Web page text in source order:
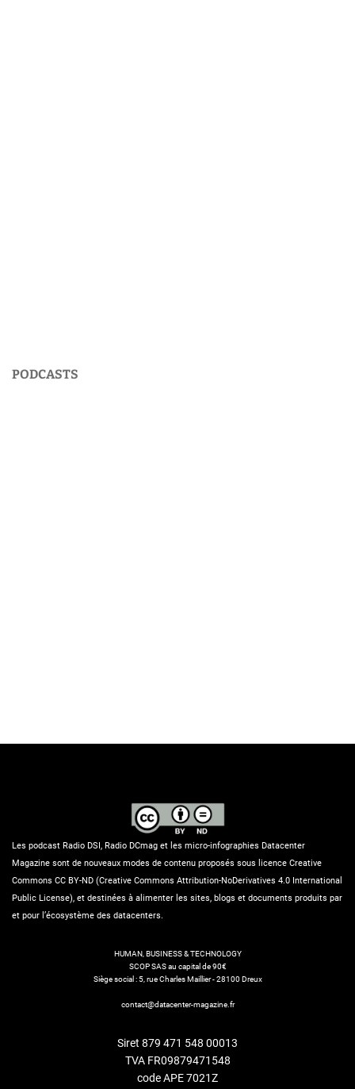
PODCASTS
Les podcast Radio DSI, Radio DCmag et les micro-infographies Datacenter
Magazine sont de nouveaux modes de contenu proposés sous licence Creative
Commons CC BY-ND (Creative Commons Attribution-NoDerivatives 4.0 International
Public License), et destinées à alimenter les sites, blogs et documents produits par
et pour l’écosystème des datacenters.
HUMAN, BUSINESS & TECHNOLOGY
SCOP SAS au capital de 90€
Siège social : 5, rue Charles Maillier - 28100 Dreux
contact@datacenter-magazine.fr
Siret 879 471 548 00013
TVA FR09879471548
code APE 7021Z